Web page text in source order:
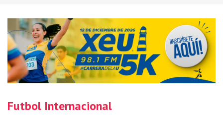
Futbol Internacional